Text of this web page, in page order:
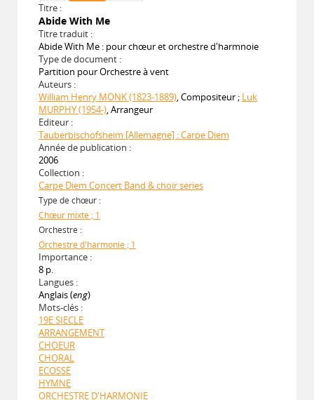
Titre :
Abide With Me
Titre traduit :
Abide With Me : pour chœur et orchestre d'harmnoie
Type de document :
Partition pour Orchestre à vent
Auteurs :
William Henry MONK (1823-1889), Compositeur ; Luk
MURPHY (1954-), Arrangeur
Editeur :
Tauberbischofsheim [Allemagne] : Carpe Diem
Année de publication :
2006
Collection :
Carpe Diem Concert Band & choir series
Type de chœur :
Chœur mixte ; 1
Orchestre :
Orchestre d'harmonie ; 1
Importance :
8 p.
Langues :
Anglais (eng)
Mots-clés :
19E SIECLE
ARRANGEMENT
CHOEUR
CHORAL
ECOSSE
HYMNE
ORCHESTRE D'HARMONIE